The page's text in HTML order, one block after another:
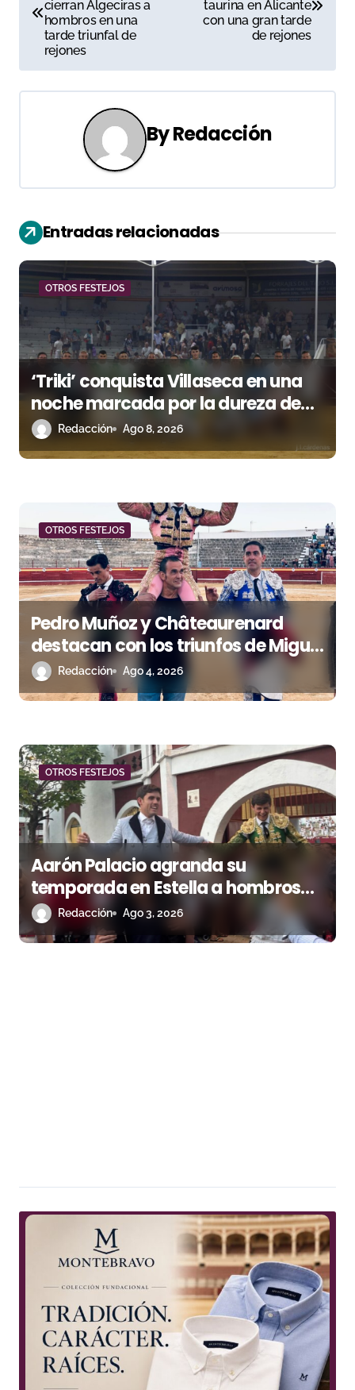
e
g
i
ó
n
d
e
e
n
r
d
a
s
cierran Algeciras a
hombros en una
tarde triunfal de
rejones
taurina en Alicante
con una gran tarde
de rejones
ByRedacción
Entradas relacionadas
OTROS FESTEJOS
‘Triki’ conquista Villaseca en una
noche marcada por la dureza de
Monteviejo
Redacción Ago 8, 2026
OTROS FESTEJOS
Pedro Muñoz y Châteaurenard
destacan con los triunfos de Miguel
Andrades e Ismael Martín
Redacción Ago 4, 2026
OTROS FESTEJOS
Aarón Palacio agranda su
temporada en Estella a hombros
junto a Guillermo Hermoso
Redacción Ago 3, 2026